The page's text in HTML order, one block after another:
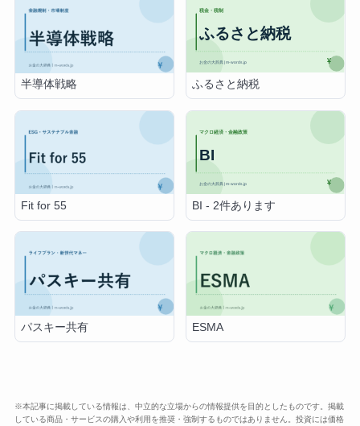
半導体戦略 ふるさと納税
Fit for 55 BI - 2件あります
パスキー共有 ESMA
※本記事に掲載している情報は、中立的な立場からの情報提供を目的としたものです。掲載
している商品・サービスの購入や利用を推奨・強制するものではありません。投資には価格